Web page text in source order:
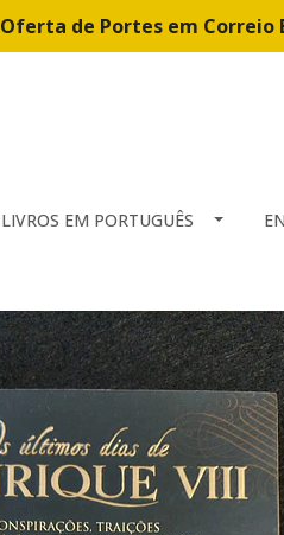
Oferta de Portes em Correio
LIVROS EM PORTUGUÊS